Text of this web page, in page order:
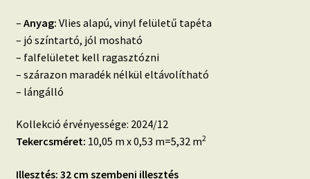
– Anyag: Vlies alapú, vinyl felületű tapéta
– jó színtartó, jól mosható
– falfelületet kell ragasztózni
– szárazon maradék nélkül eltávolítható
– lángálló
Kollekció érvényessége: 2024/12
Tekercsméret: 10,05 m x 0,53 m=5,32 m2
Illesztés: 32 cm szembeni illesztés